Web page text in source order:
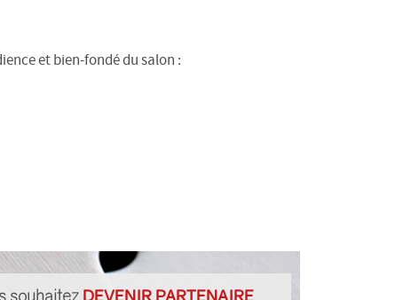
et bien-fondé du salon :
souhaitez DEVENIR PARTENAIRE